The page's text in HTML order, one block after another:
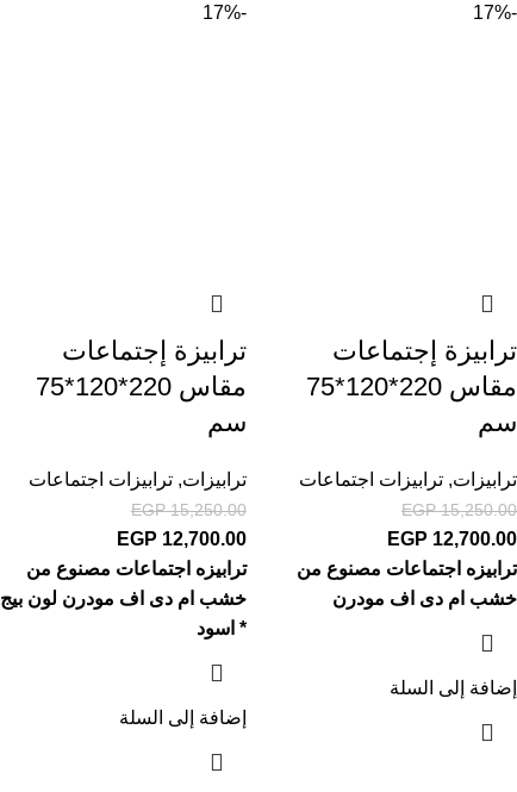
-17%
ترابيزة إجتماعات
مقاس 220*120*75
سم
ترابيزات, ترابيزات اجتماعات
EGP15,250.00
EGP 12,700.00
ترابيزه اجتماعات مصنوع من
خشب ام دى اف مودرن
إضافة إلى السلة
-17%
ترابيزة إجتماعات
مقاس 220*120*75
سم
ترابيزات,ترابيزات اجتماعات
EGP15,250.00
EGP 12,700.00
ترابيزه اجتماعات مصنوع من
خشب ام دى اف مودرن لون بيج
* اسود
إضافة إلى السلة